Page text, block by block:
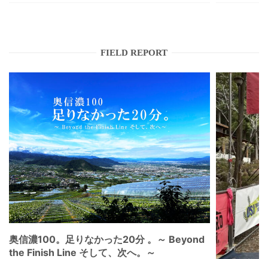
FIELD REPORT
奥信濃100。足りなかった20分 。～ Beyond
the Finish Line そして、次へ。～